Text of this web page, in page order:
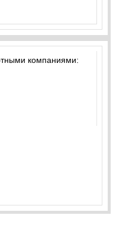
компаниями: